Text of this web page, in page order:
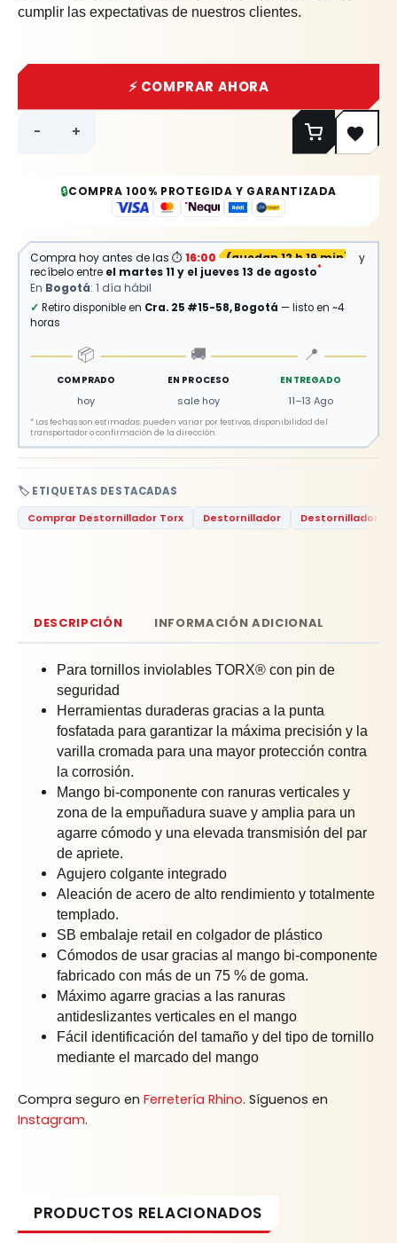
cumplir las expectativas de nuestros clientes.
- +
⚡ COMPRAR AHORA
🏷️ ETIQUETAS DESTACADAS
Comprar Destornillador Torx
Destornillador Destornillador
🔒COMPRA 100% PROTEGIDA Y GARANTIZADA
Compra hoy antes de las ⏱ 16:00 (quedan 12 h 19 min)
y
recíbelo entre el martes 11 y el jueves 13 de agosto*
En Bogotá: 1 día hábil
✓ Retiro disponible en Cra. 25 #15-58, Bogotá — listo en ~4
horas
📦
COMPRADO
hoy
🚚
EN PROCESO
sale hoy
📍
ENTREGADO
11–13 Ago
* Las fechas son estimadas: pueden variar por festivos, disponibilidad del
transportador o confirmación de la dirección.
DESCRIPCIÓN INFORMACIÓN ADICIONAL
Para tornillos inviolables TORX® con pin de
seguridad
Herramientas duraderas gracias a la punta
fosfatada para garantizar la máxima precisión y la
varilla cromada para una mayor protección contra
la corrosión.
Mango bi-componente con ranuras verticales y
zona de la empuñadura suave y amplia para un
agarre cómodo y una elevada transmisión del par
de apriete.
Agujero colgante integrado
Aleación de acero de alto rendimiento y totalmente
templado.
SB embalaje retail en colgador de plástico
Cómodos de usar gracias al mango bi-componente
fabricado con más de un 75 % de goma.
Máximo agarre gracias a las ranuras
antideslizantes verticales en el mango
Fácil identificación del tamaño y del tipo de tornillo
mediante el marcado del mango
Compra seguro en Ferretería Rhino. Síguenos en
Instagram.